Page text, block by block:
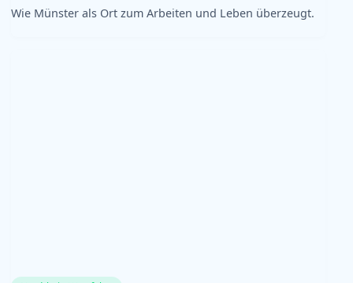
Wie Münster als Ort zum Arbeiten und Leben überzeugt.